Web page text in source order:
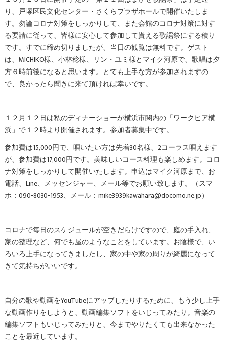
り、戸塚区民文化センター・さくらプラザホールで開催いたしま
す。勿論コロナ対策をしっかりして、また会館のコロナ対策に対す
る要請に従って、皆様に安心して参加して貰える歌謡祭にする積り
です。すでに締め切りましたが、当日の観覧は無料です。ゲスト
は、MICHIKO様、小林稔様、リン・ユミ様とマイク河原で、歌唱は夕
方６時前後になると思います。とても上手な方が参加されますの
で、良かったら聞きに来て頂ければ幸いです。
１２月１２日は私のディナーショーが横浜市関内の「ワークピア横
浜」で１２時より開催されます。参加者募集中です。
参加費は15,000円で、唄いたい方は先着30名様、2コーラス唄えます
が、参加費は17,000円です。美味しいコース料理も楽しめます。コロ
ナ対策をしっかりして開催いたします。申込はマイク河原まで、お
電話、Line、メッセンジャー、メール等でお願い致します。（スマ
ホ：090-8030-1953、メール：mike3939kawahara@docomo.ne.jp）
コロナで毎日のスケジュールが空きだらけですので、庭の手入れ、
家の整理など、何でも屋のようなことをしています。お陰様で、い
ろいろ上手になってきましたし、家の中や家の周りが綺麗になって
きて気持ちがいいです。
自分の歌や動画をYouTubeにアップしたりするために、もう少し上手
な動画作りをしようと、動画編集ソフトをいじってみたり。音楽の
編集ソフトもいじってみたりと、今までやりたくても出来なかった
ことを最近しています。